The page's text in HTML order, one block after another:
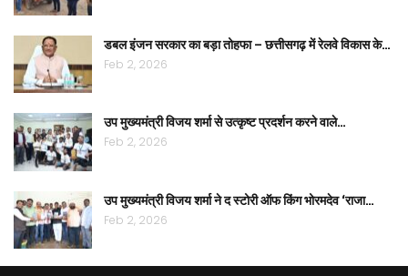
डबल इंजन सरकार का बड़ा तोहफा – छत्तीसगढ़ में रेलवे विकास के…
Feb 2, 2026
उप मुख्यमंत्री विजय शर्मा से उत्कृष्ट प्रदर्शन करने वाले…
Feb 2, 2026
उप मुख्यमंत्री विजय शर्मा ने द स्टोरी ऑफ किंग भोरमदेव ‘राजा…
Feb 2, 2026